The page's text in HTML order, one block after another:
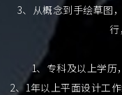
3、从概念到手绘草图
行
1、专科及以上学
2、1年以上平面设计工